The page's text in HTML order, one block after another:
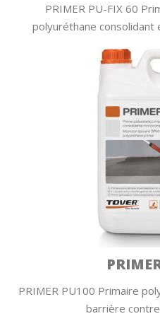
PRIMER PU-FIX 60
polyuréthane
PRIMER PU100 Primaire
barrière